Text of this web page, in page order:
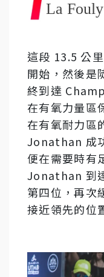
La
這段 13.5 公
開始，然後是
終到達
在有氧力量區
在有氧耐力區
Jonathan 成
便在需要時有
Jonathan 到
第四位，再次
接近領先的位